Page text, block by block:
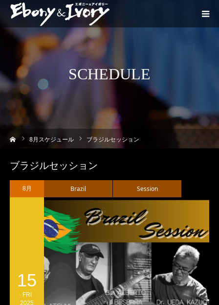
SCHEDULE
8月スケジュール ブラジルセッション
ブラジルセッション
8月
15
FRI
2025
Brazil Session